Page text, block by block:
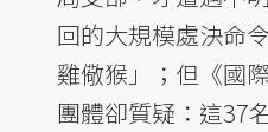
回的大規模處決命
雞儆猴」；但《國
團體卻質疑：這37